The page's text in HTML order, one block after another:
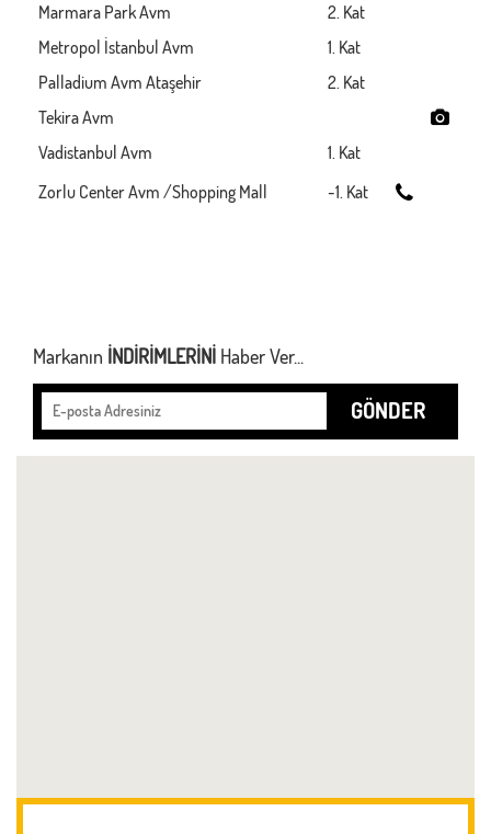
Marmara Park Avm
2. Kat
Metropol İstanbul Avm
1. Kat
Palladium Avm Ataşehir
2. Kat
Tekira Avm
Vadistanbul Avm
1. Kat
Zorlu Center Avm /Shopping Mall
-1. Kat
Markanın İNDİRİMLERİNİ Haber Ver...
GÖNDER